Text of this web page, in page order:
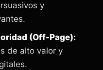
y
(Off-Page):
de alto valor y